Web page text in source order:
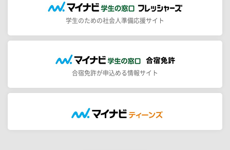
学生のための社会人準備応援サイト
合宿免許が申込める情報サイト